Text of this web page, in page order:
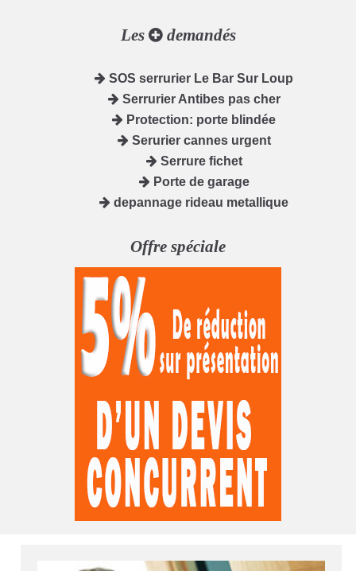
Les demandés
SOS serrurier Le Bar Sur Loup
Serrurier Antibes pas cher
Protection: porte blindée
Serurier cannes urgent
Serrure fichet
Porte de garage
depannage rideau metallique
Offre spéciale